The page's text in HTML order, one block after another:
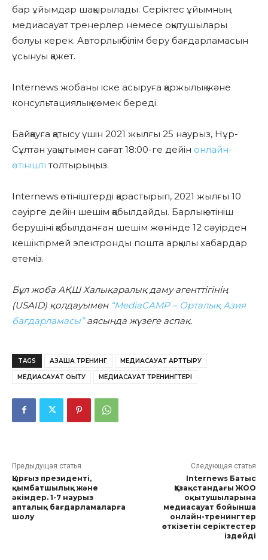
бар ұйымдар шақырылады. Серіктес ұйымның
медиасауат тренерлер немесе оқытушылары
болуы керек. Авторлық білім беру бағдарламасын
ұсынуы қажет.
Internews жобаны іске асыруға қаржылық және
консультациялық көмек береді.
Байқауға қатысу үшін 2021 жылғы 25 наурыз, Нұр-
Сұлтан уақытымен сағат 18:00-ге дейін онлайн-
өтінішті толтырыңыз.
Internews өтініштерді қарастырып, 2021 жылғы 10
сәуірге дейін шешім қабылдайды. Барлық өтініш
берушіні қабылданған шешім жөнінде 12 сәуірден
кешіктірмей электронды пошта арқылы хабардар
етеміз.
Бұл жоба АҚШ Халықаралық даму агенттігінің
(USAID) қолдауымен “MediaCAMP – Орталық Азия
бағдарламасы”аясында жүзеге аспақ.
TAGS ҚАЗАҚША ТРЕНИНГ МЕДИАСАУАТ АРТТЫРУ
МЕДИАСАУАТ ОҚЫТУ МЕДИАСАУАТ ТРЕНИНГТЕРІ
Предыдущая статья
Қырғыз президенті,
қымбатшылық және
әкімдер. 1-7 наурыз
апталық бағдарламаларға
шолу
Следующая статья
Internews Батыс
Қазақстандағы ЖОО
оқытушыларына
медиасауат бойынша
онлайн-тренингтер
өткізетін серіктестер
іздейді